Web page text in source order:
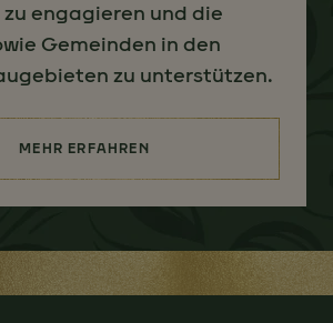
engagieren und die
Gemeinden in den
zu unterstützen.
MEHR ERFAHREN